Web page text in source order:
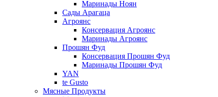
Маринады Ноян
Сады Арагаца
Агроянс
Консервация Агроянс
Маринады Агроянс
Прошян Фуд
Консервация Прошян Фуд
Маринады Прошян Фуд
YAN
te Gusto
Мясные Продукты